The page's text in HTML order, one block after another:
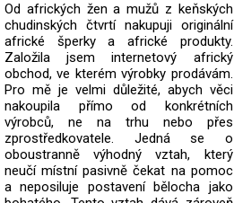
Od afrických žen a mužů z keňských
chudinských čtvrtí nakupuji originální
africké šperky a africké produkty.
Založila jsem internetový africký
obchod, ve kterém výrobky prodávám.
Pro mě je velmi důležité, abych věci
nakoupila přímo od konkrétních
výrobců, ne na trhu nebo přes
zprostředkovatele. Jedná se o
oboustranně výhodný vztah, který
neučí místní pasivně čekat na pomoc
a neposiluje postavení bělocha jako